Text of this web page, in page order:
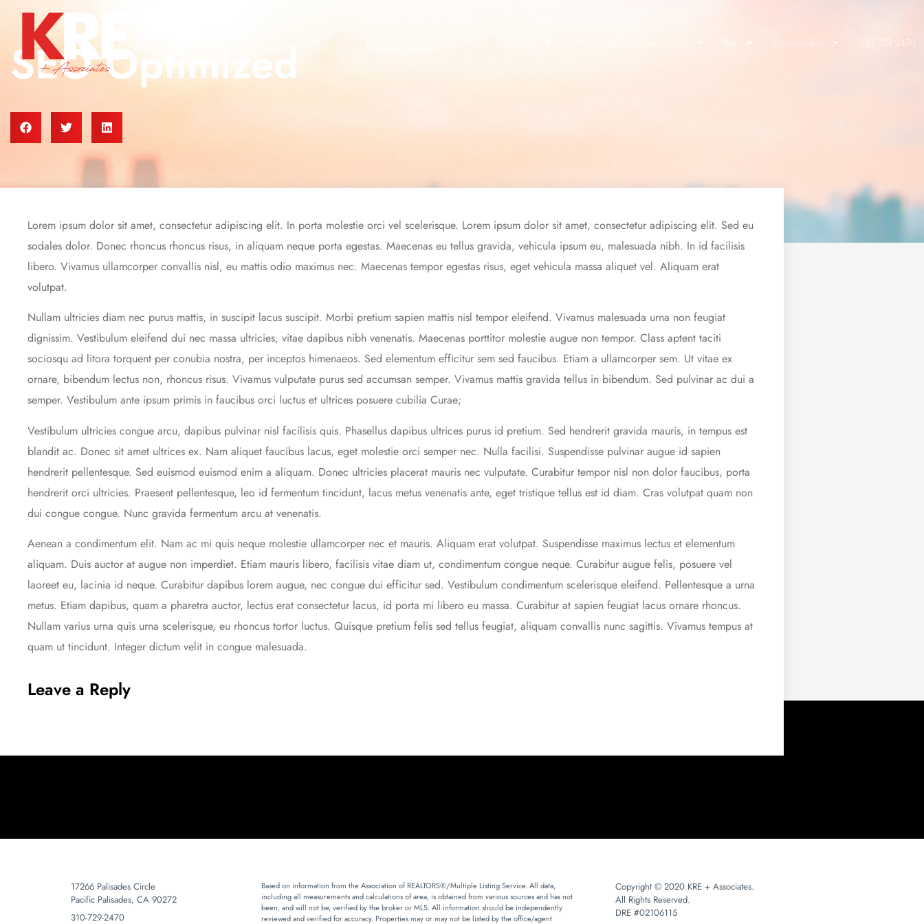
Communities 310.729.2470
SEO Optimized
Lorem ipsum dolor sit amet, consectetur adipiscing elit. In porta molestie orci vel scelerisque. Lorem ipsum dolor sit amet, consectetur adipiscing elit. Sed eu
sodales dolor. Donec rhoncus rhoncus risus, in aliquam neque porta egestas. Maecenas eu tellus gravida, vehicula ipsum eu, malesuada nibh. In id facilisis
libero. Vivamus ullamcorper convallis nisl, eu mattis odio maximus nec. Maecenas tempor egestas risus, eget vehicula massa aliquet vel. Aliquam erat
volutpat.
Nullam ultricies diam nec purus mattis, in suscipit lacus suscipit. Morbi pretium sapien mattis nisl tempor eleifend. Vivamus malesuada urna non feugiat
dignissim. Vestibulum eleifend dui nec massa ultricies, vitae dapibus nibh venenatis. Maecenas porttitor molestie augue non tempor. Class aptent taciti
sociosqu ad litora torquent per conubia nostra, per inceptos himenaeos. Sed elementum efficitur sem sed faucibus. Etiam a ullamcorper sem. Ut vitae ex
ornare, bibendum lectus non, rhoncus risus. Vivamus vulputate purus sed accumsan semper. Vivamus mattis gravida tellus in bibendum. Sed pulvinar ac dui a
semper. Vestibulum ante ipsum primis in faucibus orci luctus et ultrices posuere cubilia Curae;
Vestibulum ultricies congue arcu, dapibus pulvinar nisl facilisis quis. Phasellus dapibus ultrices purus id pretium. Sed hendrerit gravida mauris, in tempus est
blandit ac. Donec sit amet ultrices ex. Nam aliquet faucibus lacus, eget molestie orci semper nec. Nulla facilisi. Suspendisse pulvinar augue id sapien
hendrerit pellentesque. Sed euismod euismod enim a aliquam. Donec ultricies placerat mauris nec vulputate. Curabitur tempor nisl non dolor faucibus, porta
hendrerit orci ultricies. Praesent pellentesque, leo id fermentum tincidunt, lacus metus venenatis ante, eget tristique tellus est id diam. Cras volutpat quam non
dui congue congue. Nunc gravida fermentum arcu at venenatis.
Aenean a condimentum elit. Nam ac mi quis neque molestie ullamcorper nec et mauris. Aliquam erat volutpat. Suspendisse maximus lectus et elementum
aliquam. Duis auctor at augue non imperdiet. Etiam mauris libero, facilisis vitae diam ut, condimentum congue neque. Curabitur augue felis, posuere vel
laoreet eu, lacinia id neque. Curabitur dapibus lorem augue, nec congue dui efficitur sed. Vestibulum condimentum scelerisque eleifend. Pellentesque a urna
metus. Etiam dapibus, quam a pharetra auctor, lectus erat consectetur lacus, id porta mi libero eu massa. Curabitur at sapien feugiat lacus ornare rhoncus.
Nullam varius urna quis urna scelerisque, eu rhoncus tortor luctus. Quisque pretium felis sed tellus feugiat, aliquam convallis nunc sagittis. Vivamus tempus at
quam ut tincidunt. Integer dictum velit in congue malesuada.
Leave a Reply
17266 Palisades Circle
Pacific Palisades, CA 90272
310-729-2470
Based on information from the Association of REALTORS®/Multiple Listing Service. All data,
including all measurements and calculations of area, is obtained from various sources and has not
been, and will not be, verified by the broker or MLS. All information should be independently
reviewed and verified for accuracy. Properties may or may not be listed by the office/agent
Copyright © 2020 KRE + Associates.
All Rights Reserved.
DRE #02106115